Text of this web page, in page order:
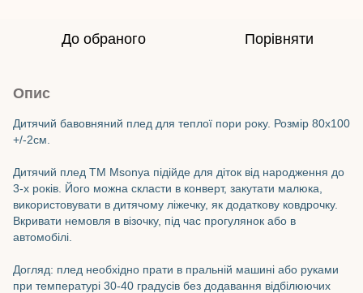
До обраного Порівняти
Опис
Дитячий бавовняний плед для теплої пори року. Розмір 80х100
+/-2см.
Дитячий плед TM Msonya підійде для діток від народження до
3-х років. Його можна скласти в конверт, закутати малюка,
використовувати в дитячому ліжечку, як додаткову ковдрочку.
Вкривати немовля в візочку, під час прогулянок або в
автомобілі.
Догляд: плед необхідно прати в пральній машині або руками
при температурі 30-40 градусів без додавання відбілюючих